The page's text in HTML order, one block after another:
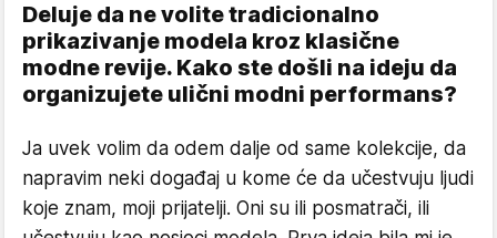
Deluje da ne volite tradicionalno
prikazivanje modela kroz klasične
modne revije. Kako ste došli na ideju da
organizujete ulični modni performans?
Ja uvek volim da odem dalje od same kolekcije, da
napravim neki događaj u kome će da učestvuju ljudi
koje znam, moji prijatelji. Oni su ili posmatrači, ili